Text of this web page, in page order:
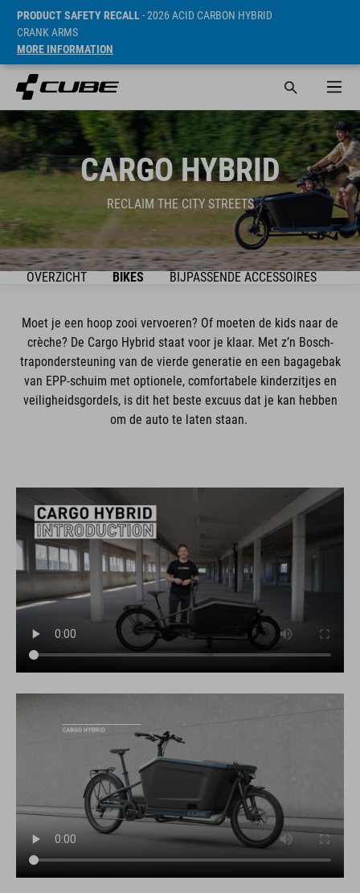
PRODUCT SAFETY RECALL- 2026 ACID CARBON HYBRID
CRANK ARMS
MORE INFORMATION
CARGO HYBRID
RECLAIM THE CITY STREETS
OVERZICHT BIKES BIJPASSENDE ACCESSOIRES
Moet je een hoop zooi vervoeren? Of moeten de kids naar de
crèche? De Cargo Hybrid staat voor je klaar. Met z’n Bosch-
trapondersteuning van de vierde generatie en een bagagebak
van EPP-schuim met optionele, comfortabele kinderzitjes en
veiligheidsgordels, is dit het beste excuus dat je kan hebben
om de auto te laten staan.